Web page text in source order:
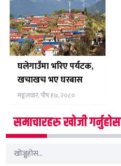
घलेगाउँमा भरिए पर्यटक,
खचाखच भए घरबास
मङ्गलवार, पौष १७, २०८०
समाचारहरु खोजी गर्नुहोस